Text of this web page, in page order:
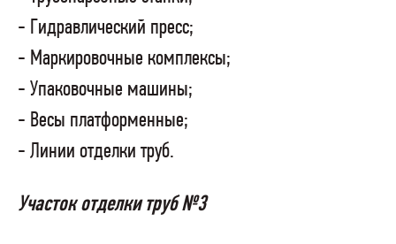
- Гидравлический пресс;
- Маркировочные комплексы;
- Упаковочные машины;
- Весы платформенные;
- Линии отделки труб.
Участок отделки труб №3